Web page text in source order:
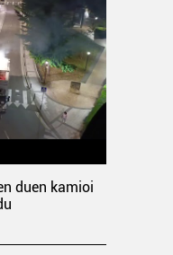
duen kamioi